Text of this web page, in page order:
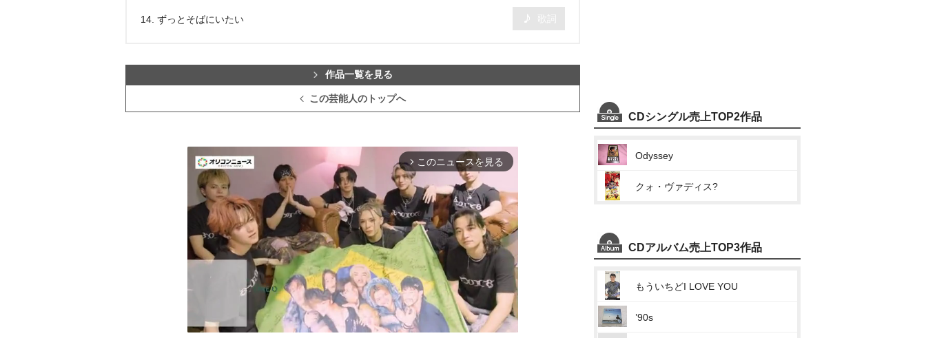
14. ずっとそばにいたい
作品一覧を見る
この芸能人のトップへ
arrow_forward_ios このニュースを見る
CDシングル売上TOP2作品
Odyssey
クォ・ヴァディス?
CDアルバム売上TOP3作品
もういちどI LOVE YOU
’90s